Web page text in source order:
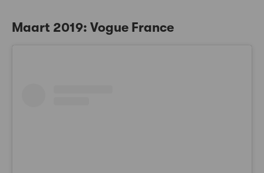
Maart 2019: Vogue France